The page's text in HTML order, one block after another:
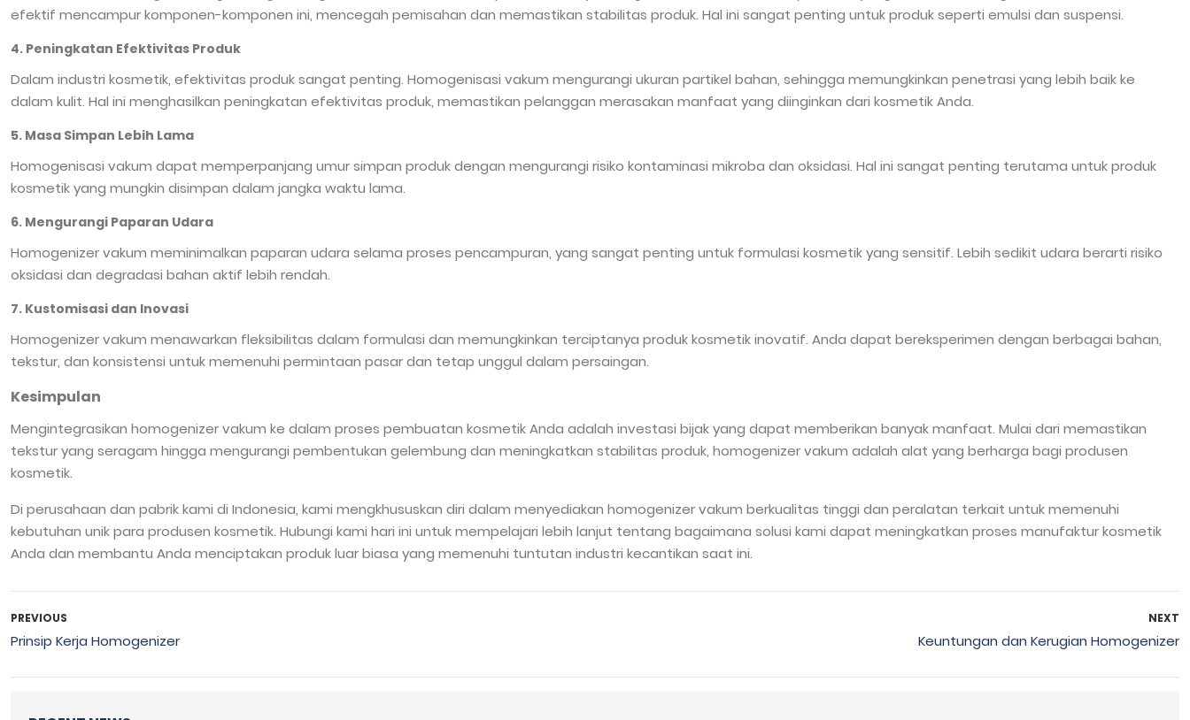
efektif mencampur komponen-komponen ini, mencegah pemisahan dan memastikan stabilitas produk. Hal ini sangat penting untuk produk seperti emulsi dan suspensi.
4. Peningkatan Efektivitas Produk
Dalam industri kosmetik, efektivitas produk sangat penting. Homogenisasi vakum mengurangi ukuran partikel bahan, sehingga memungkinkan penetrasi yang lebih baik ke
dalam kulit. Hal ini menghasilkan peningkatan efektivitas produk, memastikan pelanggan merasakan manfaat yang diinginkan dari kosmetik Anda.
5. Masa Simpan Lebih Lama
Homogenisasi vakum dapat memperpanjang umur simpan produk dengan mengurangi risiko kontaminasi mikroba dan oksidasi. Hal ini sangat penting terutama untuk produk
kosmetik yang mungkin disimpan dalam jangka waktu lama.
6. Mengurangi Paparan Udara
Homogenizer vakum meminimalkan paparan udara selama proses pencampuran, yang sangat penting untuk formulasi kosmetik yang sensitif. Lebih sedikit udara berarti risiko
oksidasi dan degradasi bahan aktif lebih rendah.
7. Kustomisasi dan Inovasi
Homogenizer vakum menawarkan fleksibilitas dalam formulasi dan memungkinkan terciptanya produk kosmetik inovatif. Anda dapat bereksperimen dengan berbagai bahan,
tekstur, dan konsistensi untuk memenuhi permintaan pasar dan tetap unggul dalam persaingan.
Kesimpulan
Mengintegrasikan homogenizer vakum ke dalam proses pembuatan kosmetik Anda adalah investasi bijak yang dapat memberikan banyak manfaat. Mulai dari memastikan
tekstur yang seragam hingga mengurangi pembentukan gelembung dan meningkatkan stabilitas produk, homogenizer vakum adalah alat yang berharga bagi produsen
kosmetik.
Di perusahaan dan pabrik kami di Indonesia, kami mengkhususkan diri dalam menyediakan homogenizer vakum berkualitas tinggi dan peralatan terkait untuk memenuhi
kebutuhan unik para produsen kosmetik. Hubungi kami hari ini untuk mempelajari lebih lanjut tentang bagaimana solusi kami dapat meningkatkan proses manufaktur kosmetik
Anda dan membantu Anda menciptakan produk luar biasa yang memenuhi tuntutan industri kecantikan saat ini.
PREVIOUS
Prinsip Kerja Homogenizer
NEXT
Keuntungan dan Kerugian Homogenizer